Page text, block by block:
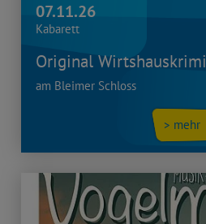
07.11.26
Kabarett
Original Wirtshauskrimi
am Bleimer Schloss
> mehr